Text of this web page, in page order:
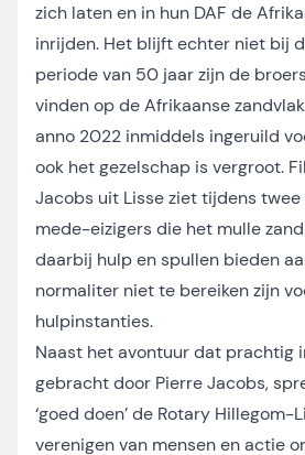
zich laten en in hun DAF de
inrijden. Het blijft echter niet bij
periode van 50 jaar zijn de
vinden op de Afrikaanse
anno 2022 inmiddels ingeruild
ook het gezelschap is vergroot.
Jacobs uit Lisse ziet tijdens twee
mede-eizigers die het mulle
daarbij hulp en spullen bieden
normaliter niet te bereiken zijn
hulpinstanties.
Naast het avontuur dat prachtig
gebracht door Pierre Jacobs,
‘goed doen’ de Rotary Hillegom-
verenigen van mensen en actie